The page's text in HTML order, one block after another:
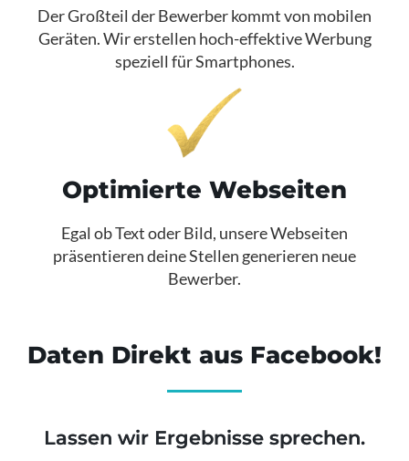
Der Großteil der Bewerber kommt von mobilen
Geräten. Wir erstellen hoch-effektive Werbung
speziell für Smartphones.​
Optimierte Webseiten​
Egal ob Text oder Bild, unsere Webseiten
präsentieren deine Stellen generieren neue
Bewerber.​
Daten Direkt aus Facebook!
Lassen wir Ergebnisse sprechen.